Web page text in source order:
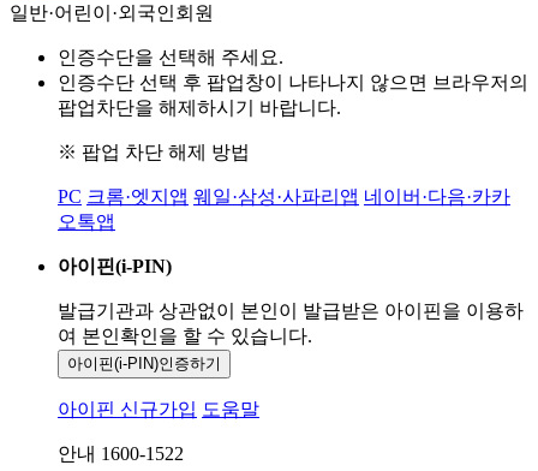
일반·어린이·외국인회원
인증수단을 선택해 주세요.
인증수단 선택 후 팝업창이 나타나지 않으면 브라우저의
팝업차단을 해제하시기 바랍니다.
※ 팝업 차단 해제 방법
PC 크롬·엣지앱 웨일·삼성·사파리앱 네이버·다음·카카
오톡앱
아이핀(i-PIN)
발급기관과 상관없이 본인이 발급받은 아이핀을 이용하
여 본인확인을 할 수 있습니다.
아이핀(i-PIN)인증하기
아이핀 신규가입 도움말
안내 1600-1522